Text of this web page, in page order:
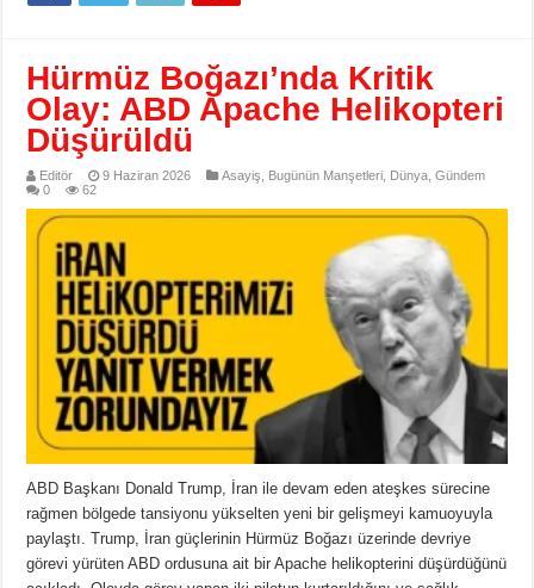
Hürmüz Boğazı’nda Kritik
Olay: ABD Apache Helikopteri
Düşürüldü
Editör 9 Haziran 2026 Asayiş Bugünün Manşetleri Dünya ,Gündem
0
62
ABD Başkanı Donald Trump, İran ile devam eden ateşkes sürecine
rağmen bölgede tansiyonu yükselten yeni bir gelişmeyi kamuoyuyla
paylaştı. Trump, İran güçlerinin Hürmüz Boğazı üzerinde devriye
görevi yürüten ABD ordusuna ait bir Apache helikopterini düşürdüğünü